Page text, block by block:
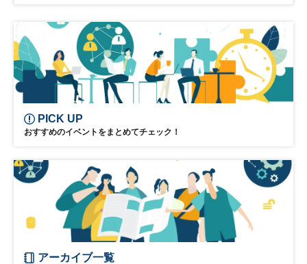
営業戦略 働き方改革 参加無料
PICK UP
おすすめのイベントをまとめてチェック！
アーカイブ一覧